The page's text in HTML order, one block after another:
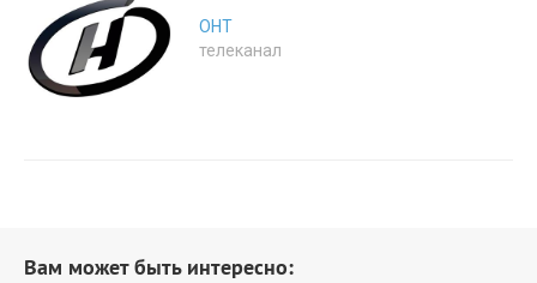
ОНТ
телеканал
Вам может быть интересно: